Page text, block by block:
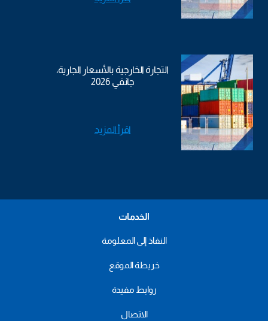
التجارة الخارجية بالأسعار الجارية،
جانفي 2026
اقرأ المزيد
الخدمات
النفاذ إلى المعلومة
خريطة الموقع
روابط مفيدة
الاتصال